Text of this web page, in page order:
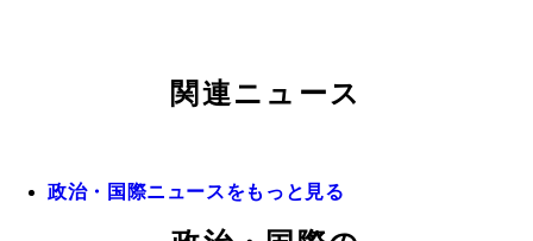
関連ニュース
政治・国際ニュースをもっと見る